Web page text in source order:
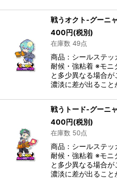
戦うオクト-グーニ
400円(税別)
在庫数 49点
商品：シールステッ
耐候・強粘着 ※モニ
と多少異なる場合
濃淡に差が出ること
戦うトード-グーニ
400円(税別)
在庫数 50点
商品：シールステッ
耐候・強粘着 ※モニ
と多少異なる場合
濃淡に差が出ること